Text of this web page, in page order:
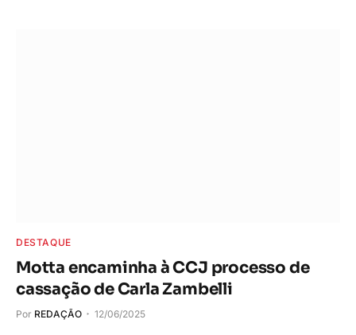
DESTAQUE
Motta encaminha à CCJ processo de
cassação de Carla Zambelli
Por REDAÇÃO 12/06/2025